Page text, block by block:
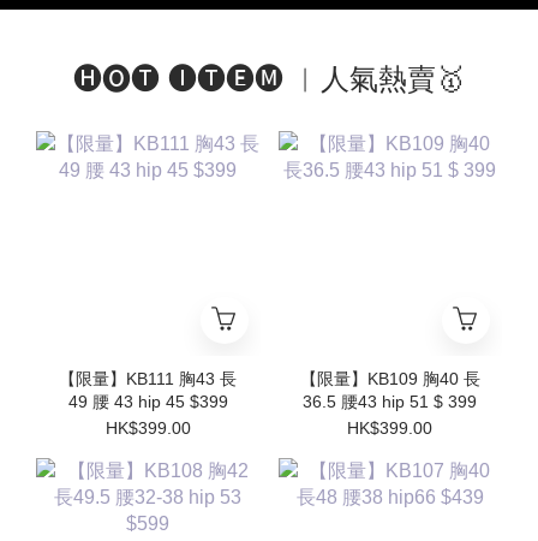
🅗🅞🅣 🅘🅣🅔🅜 ︱人氣熱賣🥇
【限量】KB111 胸43 長
49 腰 43 hip 45 $399
HK$399.00
【限量】KB109 胸40 長
36.5 腰43 hip 51 $ 399
HK$399.00